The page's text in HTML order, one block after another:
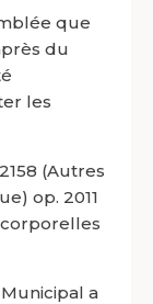
que
du
les
(Autres
op. 2011
a